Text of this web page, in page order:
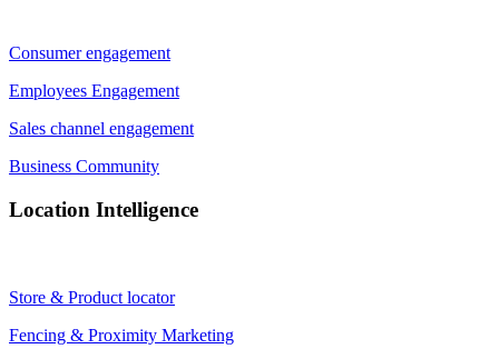
Consumer engagement
Employees Engagement
Sales channel engagement
Business Community
Location Intelligence
Store & Product locator
Fencing & Proximity Marketing